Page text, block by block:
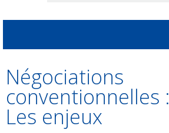
Négociations
conventionnelles :
Les enjeux